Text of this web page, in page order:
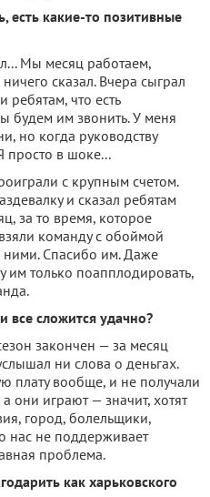
какие-то позитивные
Мы месяц работаем,
сказал. Вчера сыграл
ребятам, что есть
будем им звонить. У меня
но когда руководству
просто в шоке...
с крупным счетом.
и сказал ребятам
за то время, которое
команду с обоймой
ними. Спасибо им. Даже
им только поапплодировать,
все сложится удачно?
закончен — за месяц
ни слова о деньгах.
плату вообще, и не получали
они играют — значит, хотят
город, болельщики,
нас не поддерживает
проблема.
как харьковского